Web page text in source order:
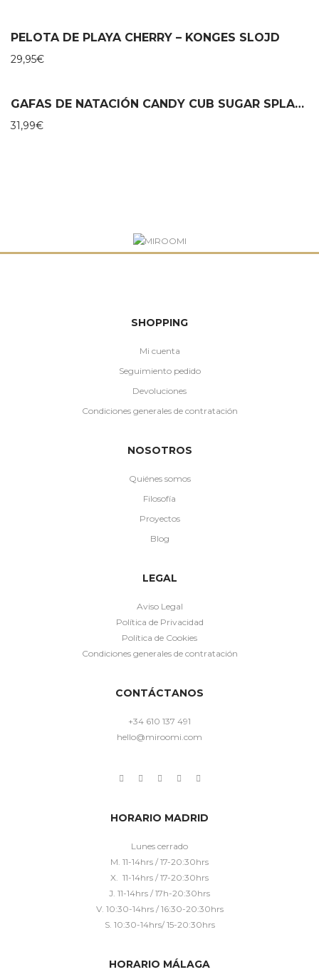
PELOTA DE PLAYA CHERRY – KONGES SLOJD
29,95€
GAFAS DE NATACIÓN CANDY CUB SUGAR SPLASH – BLING20
31,99€
SHOPPING
Mi cuenta
Seguimiento pedido
Devoluciones
Condiciones generales de contratación
NOSOTROS
Quiénes somos
Filosofía
Proyectos
Blog
LEGAL
Aviso Legal
Política de Privacidad
Política de Cookies
Condiciones generales de contratación
CONTÁCTANOS
+34 610 137 491
hello@miroomi.com
HORARIO MADRID
Lunes cerrado
M. 11-14hrs / 17-20:30hrs
X. 11-14hrs / 17-20:30hrs
J. 11-14hrs / 17h-20:30hrs
V. 10:30-14hrs / 16:30-20:30hrs
S. 10:30-14hrs/ 15-20:30hrs
HORARIO MÁLAGA